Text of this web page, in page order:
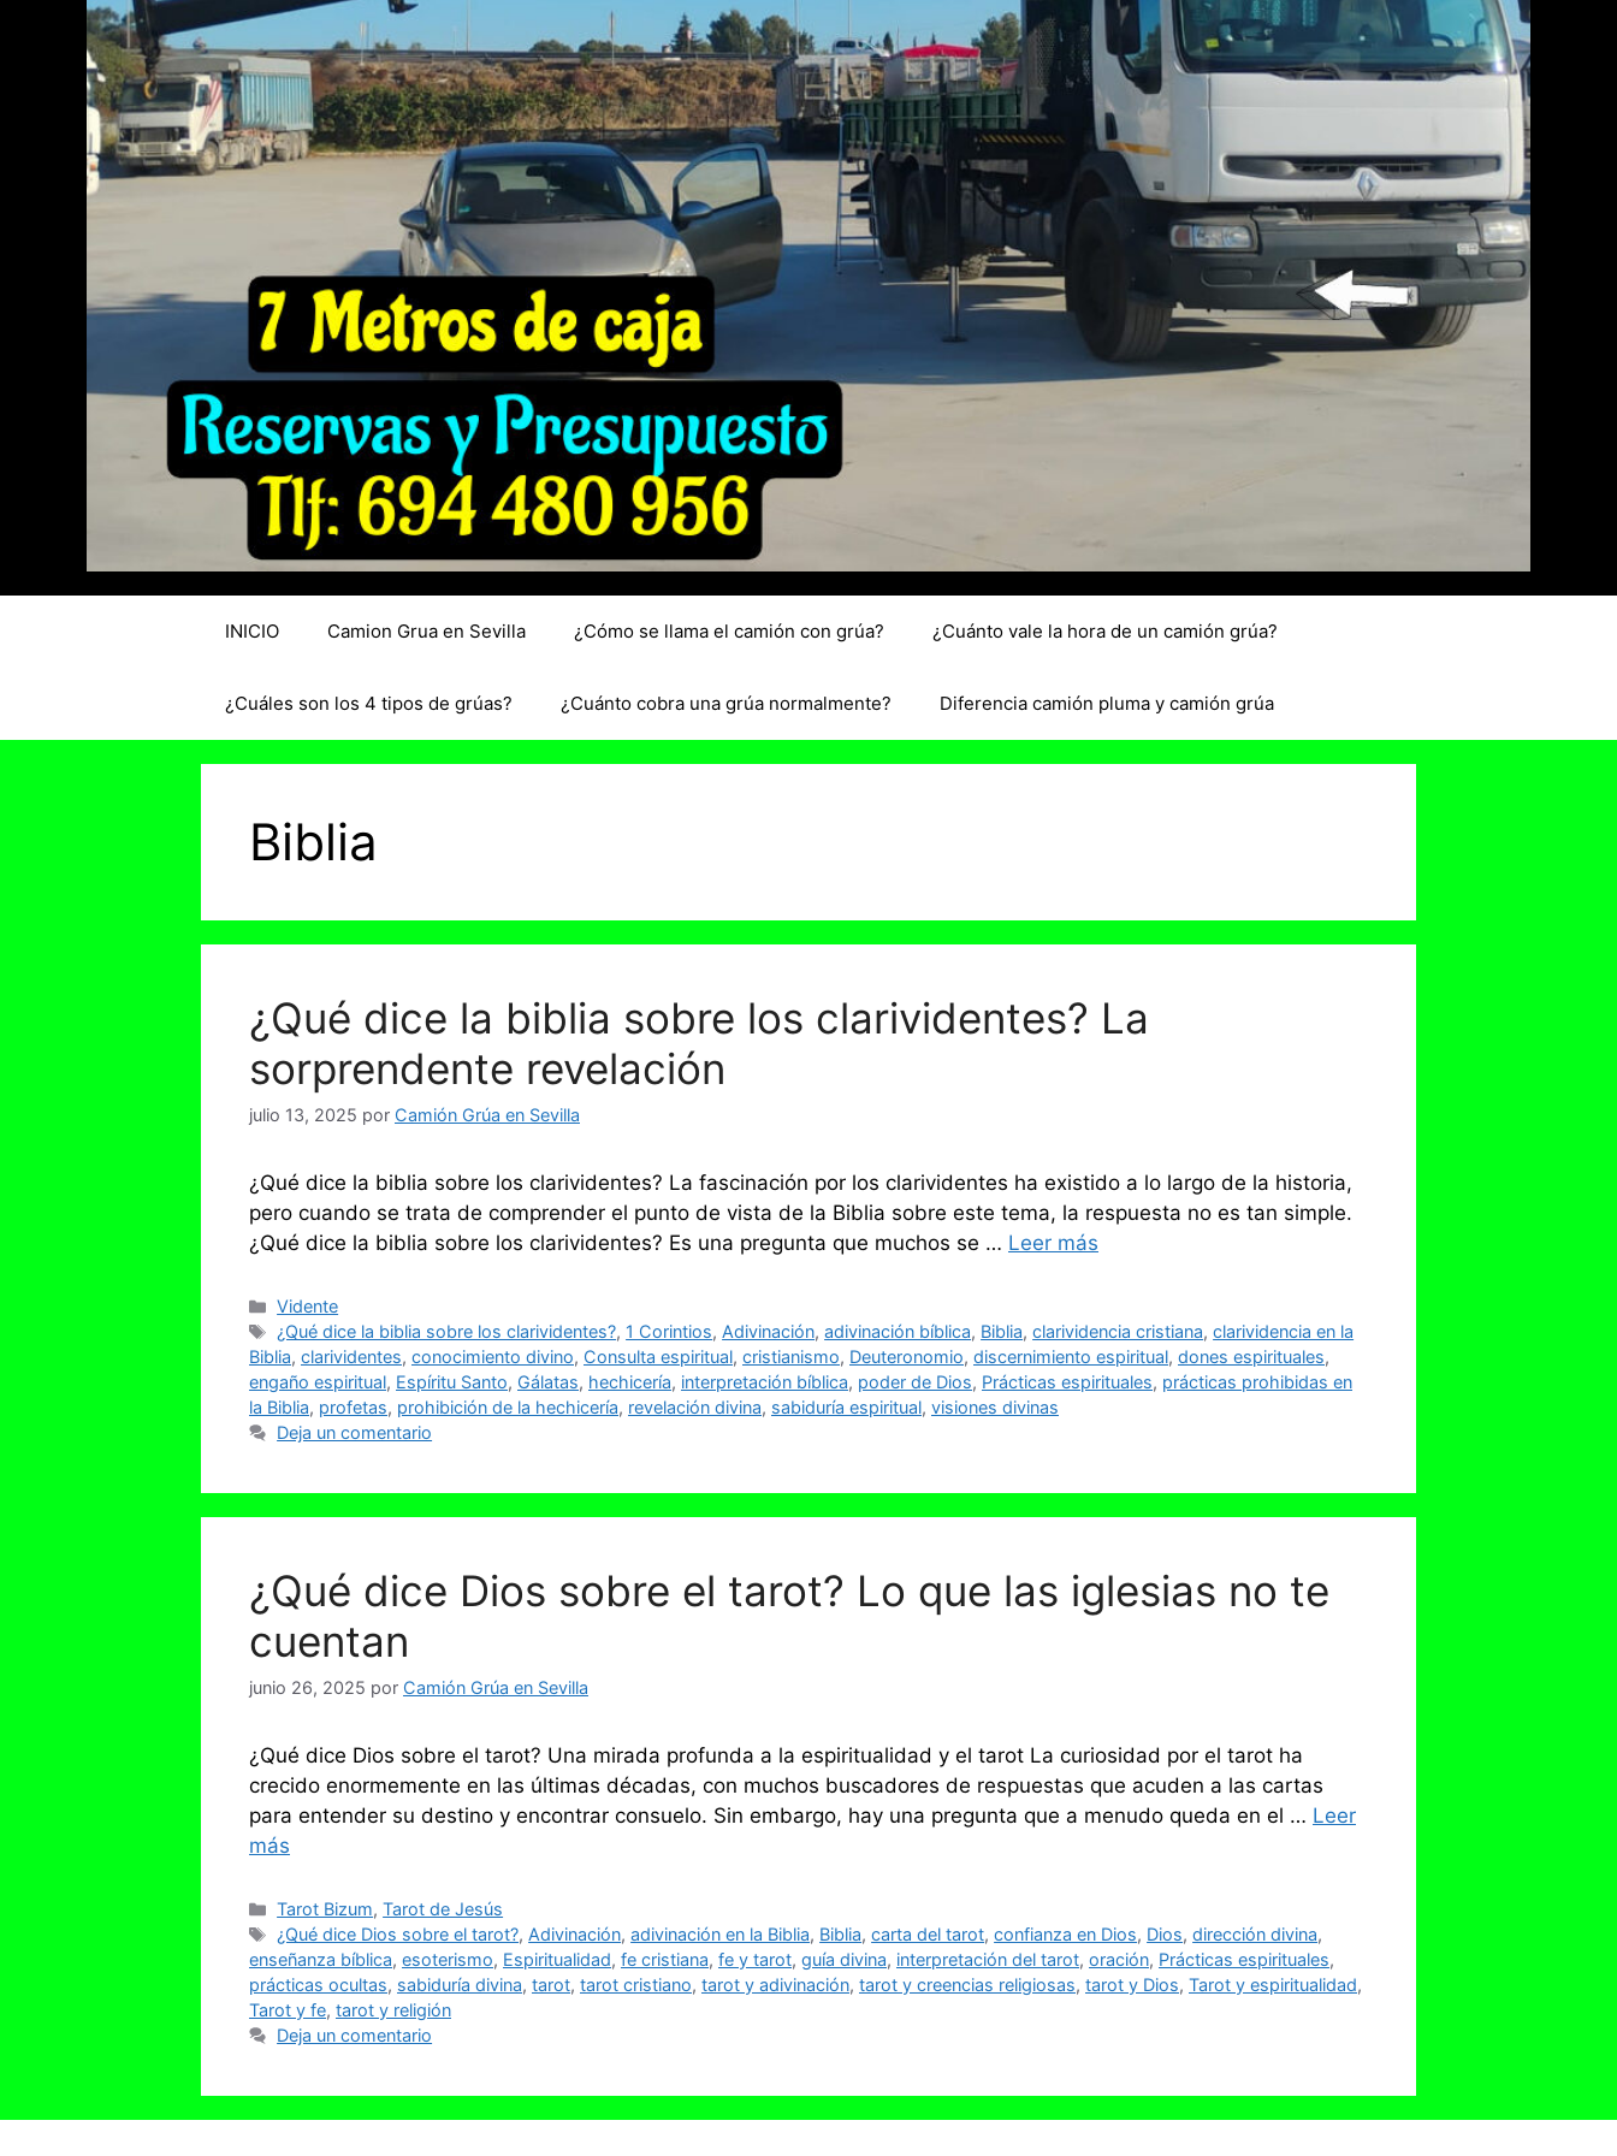
INICIO Camion Grua en Sevilla ¿Cómo se llama el camión con grúa? ¿Cuánto vale la hora de un camión grúa?
¿Cuáles son los 4 tipos de grúas? ¿Cuánto cobra una grúa normalmente? Diferencia camión pluma y camión grúa
Biblia
¿Qué dice la biblia sobre los clarividentes? La
sorprendente revelación
julio 13, 2025 por Camión Grúa en Sevilla
¿Qué dice la biblia sobre los clarividentes? La fascinación por los clarividentes ha existido a lo largo de la historia,
pero cuando se trata de comprender el punto de vista de la Biblia sobre este tema, la respuesta no es tan simple.
¿Qué dice la biblia sobre los clarividentes? Es una pregunta que muchos se … Leer más
Categorías
Vidente
Etiquetas
¿Qué dice la biblia sobre los clarividentes?, 1 Corintios, Adivinación,adivinación bíblica, Biblia,clarividencia cristiana,clarividencia en la
Biblia, clarividentes, conocimiento divino, Consulta espiritual, cristianismo, Deuteronomio, discernimiento espiritual, dones espirituales,
engaño espiritual, Espíritu Santo, Gálatas, hechicería, interpretación bíblica, poder de Dios, Prácticas espirituales, prácticas prohibidas en
la Biblia, profetas, prohibición de la hechicería, revelación divina, sabiduría espiritual, visiones divinas
Deja un comentario
¿Qué dice Dios sobre el tarot? Lo que las iglesias no te
cuentan
junio 26, 2025 por Camión Grúa en Sevilla
¿Qué dice Dios sobre el tarot? Una mirada profunda a la espiritualidad y el tarot La curiosidad por el tarot ha
crecido enormemente en las últimas décadas, con muchos buscadores de respuestas que acuden a las cartas
para entender su destino y encontrar consuelo. Sin embargo, hay una pregunta que a menudo queda en el … Leer
más
Categorías
Tarot Bizum,Tarot de Jesús
Etiquetas
¿Qué dice Dios sobre el tarot?, Adivinación,adivinación en la Biblia, Biblia,carta del tarot,confianza en Dios, Dios,dirección divina,
enseñanza bíblica, esoterismo, Espiritualidad, fe cristiana, fe y tarot, guía divina, interpretación del tarot, oración, Prácticas espirituales,
prácticas ocultas, sabiduría divina, tarot, tarot cristiano, tarot y adivinación, tarot y creencias religiosas, tarot y Dios, Tarot y espiritualidad,
Tarot y fe, tarot y religión
Deja un comentario